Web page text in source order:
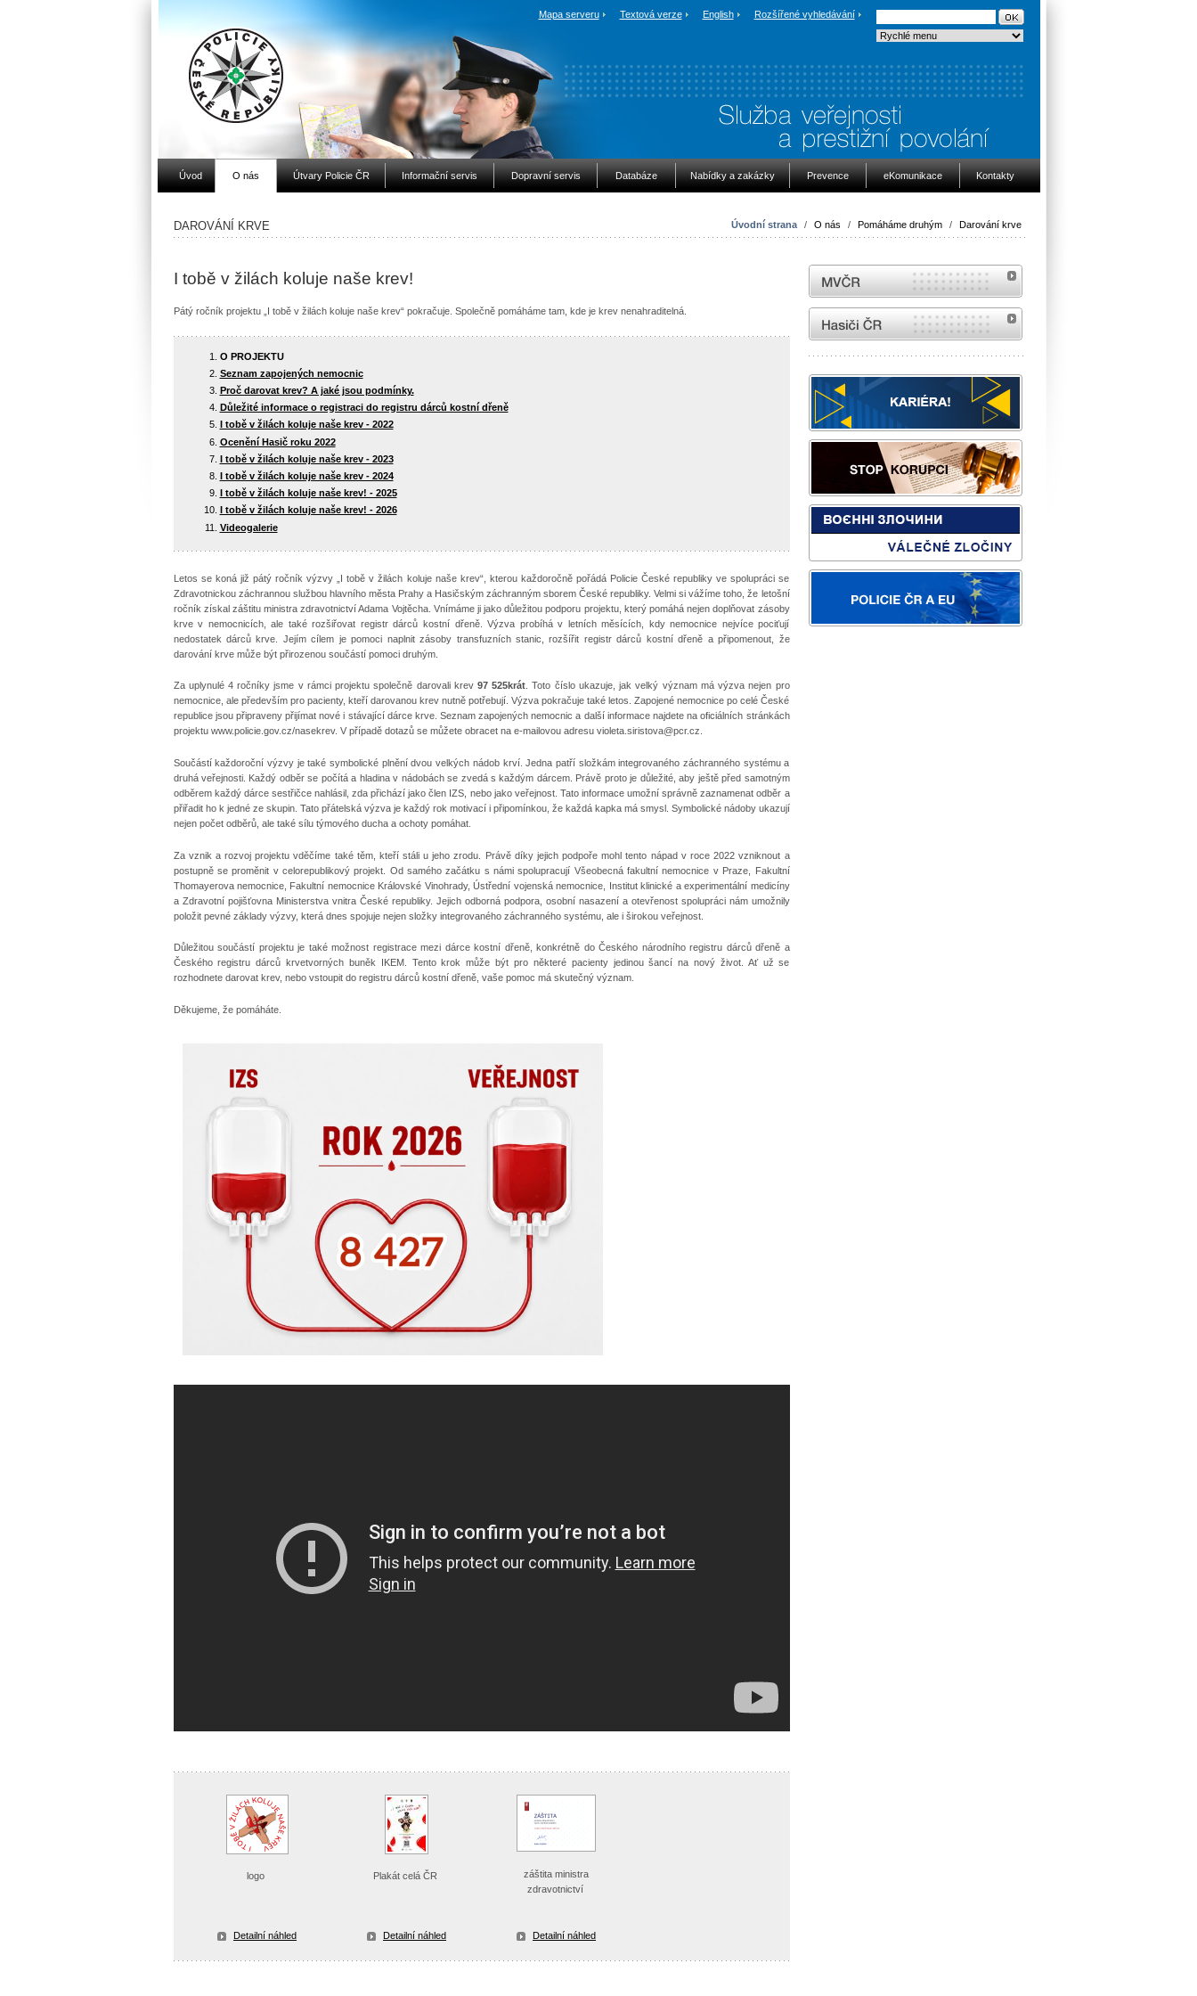
Mapa serveru Textová verze English Rozšířené vyhledávání
Úvod O nás Útvary Policie ČR Informační servis Dopravní servis Databáze Nabídky a zakázky Prevence eKomunikace Kontakty
Úvodní strana / O nás / Pomáháme druhým / Darování krve
DAROVÁNÍ KRVE
I tobě v žilách koluje naše krev!
Pátý ročník projektu „I tobě v žilách koluje naše krev“ pokračuje. Společně pomáháme tam, kde je krev nenahraditelná.
O PROJEKTU
Seznam zapojených nemocnic
Proč darovat krev? A jaké jsou podmínky.
Důležité informace o registraci do registru dárců kostní dřeně
I tobě v žilách koluje naše krev - 2022
Ocenění Hasič roku 2022
I tobě v žilách koluje naše krev - 2023
I tobě v žilách koluje naše krev - 2024
I tobě v žilách koluje naše krev! - 2025
I tobě v žilách koluje naše krev! - 2026
Videogalerie
Letos se koná již pátý ročník výzvy „I tobě v žilách koluje naše krev“, kterou každoročně pořádá Policie České republiky ve spolupráci se
Zdravotnickou záchrannou službou hlavního města Prahy a Hasičským záchranným sborem České republiky. Velmi si vážíme toho, že letošní
ročník získal záštitu ministra zdravotnictví Adama Vojtěcha. Vnímáme ji jako důležitou podporu projektu, který pomáhá nejen doplňovat zásoby
krve v nemocnicích, ale také rozšiřovat registr dárců kostní dřeně. Výzva probíhá v letních měsících, kdy nemocnice nejvíce pociťují
nedostatek dárců krve. Jejím cílem je pomoci naplnit zásoby transfuzních stanic, rozšířit registr dárců kostní dřeně a připomenout, že
darování krve může být přirozenou součástí pomoci druhým.
Za uplynulé 4 ročníky jsme v rámci projektu společně darovali krev 97 525krát . Toto číslo ukazuje, jak velký význam má výzva nejen pro
nemocnice, ale především pro pacienty, kteří darovanou krev nutně potřebují. Výzva pokračuje také letos. Zapojené nemocnice po celé České
republice jsou připraveny přijímat nové i stávající dárce krve. Seznam zapojených nemocnic a další informace najdete na oficiálních stránkách
projektu www.policie.gov.cz/nasekrev. V případě dotazů se můžete obracet na e-mailovou adresu violeta.siristova@pcr.cz.
Součástí každoroční výzvy je také symbolické plnění dvou velkých nádob krví. Jedna patří složkám integrovaného záchranného systému a
druhá veřejnosti. Každý odběr se počítá a hladina v nádobách se zvedá s každým dárcem. Právě proto je důležité, aby ještě před samotným
odběrem každý dárce sestřičce nahlásil, zda přichází jako člen IZS, nebo jako veřejnost. Tato informace umožní správně zaznamenat odběr a
přiřadit ho k jedné ze skupin. Tato přátelská výzva je každý rok motivací i připomínkou, že každá kapka má smysl. Symbolické nádoby ukazují
nejen počet odběrů, ale také sílu týmového ducha a ochoty pomáhat.
Za vznik a rozvoj projektu vděčíme také těm, kteří stáli u jeho zrodu. Právě díky jejich podpoře mohl tento nápad v roce 2022 vzniknout a
postupně se proměnit v celorepublikový projekt. Od samého začátku s námi spolupracují Všeobecná fakultní nemocnice v Praze, Fakultní
Thomayerova nemocnice, Fakultní nemocnice Královské Vinohrady, Ústřední vojenská nemocnice, Institut klinické a experimentální medicíny
a Zdravotní pojišťovna Ministerstva vnitra České republiky. Jejich odborná podpora, osobní nasazení a otevřenost spolupráci nám umožnily
položit pevné základy výzvy, která dnes spojuje nejen složky integrovaného záchranného systému, ale i širokou veřejnost.
Důležitou součástí projektu je také možnost registrace mezi dárce kostní dřeně, konkrétně do Českého národního registru dárců dřeně a
Českého registru dárců krvetvorných buněk IKEM. Tento krok může být pro některé pacienty jedinou šancí na nový život. Ať už se
rozhodnete darovat krev, nebo vstoupit do registru dárců kostní dřeně, vaše pomoc má skutečný význam.
Děkujeme, že pomáháte.
logo
Detailní náhled
Plakát celá ČR
Detailní náhled
záštita ministra
zdravotnictví
Detailní náhled
MVČR
internetové stránky Hasiči ČR